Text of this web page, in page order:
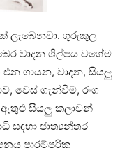
ලැබෙනවා. ගුරුකුල
වාදන ශිල්පය වගේම
ගායන, වාදන, සියලු
වෙස් ගැන්වීම්, රංග
ඇතුළු සියලු කලාවන්
සඳහා ජාත්‍යන්තර
පාරම්පරික